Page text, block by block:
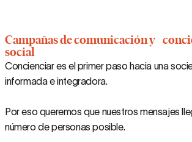
Campañas de comunicación y
social
Concienciar es el primer paso hacia una
informada e integradora.
Por eso queremos que nuestros mensajes
número de personas posible.